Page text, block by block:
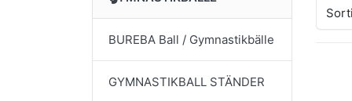
BUREBA Ball / Gymnastikbälle
GYMNASTIKBALL STÄNDER